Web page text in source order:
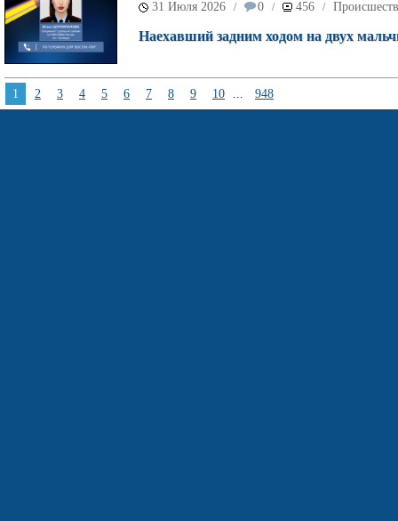
31 Июля 2026 / 0 / 456 /
Наехавший задним ходом на двух
1 2 3 4 5 6 7 8 9 10 ... 948